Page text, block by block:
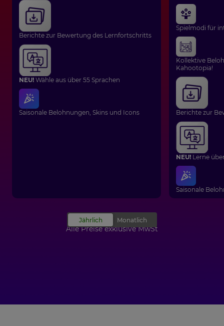
Berichte zur Bewertung des Lernfortschritts
NEU! Wähle aus über 55 Sprachen
Saisonale Belohnungen, Skins und Icons
Spielmodi für
Kollektive
Kahootopia!
Berichte zur
NEU! Lerne
Saisonale
Alle Preise exklusive MwSt